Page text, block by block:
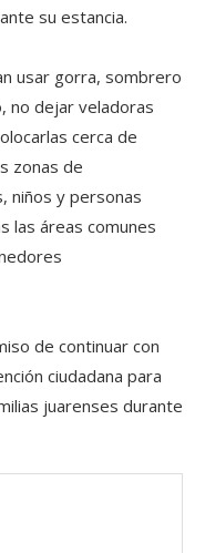
su estancia.
usar gorra, sombrero
no dejar veladoras
cerca de
zonas de
niños y personas
las áreas comunes
de continuar con
ciudadana para
juarenses durante